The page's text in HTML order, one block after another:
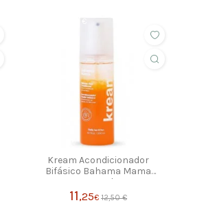
Kream Acondicionador
Bifásico Bahama Mama
200ml
11,25€ 12,50 €